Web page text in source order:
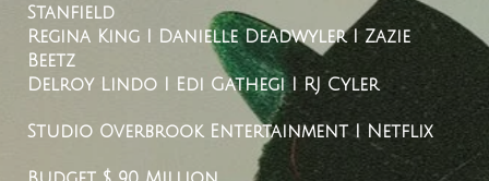
Stanfield
Regina King I Danielle Deadwyler I Zazie
Beetz
Delroy Lindo I Edi Gathegi I RJ Cyler
Studio Overbrook Entertainment I Netflix